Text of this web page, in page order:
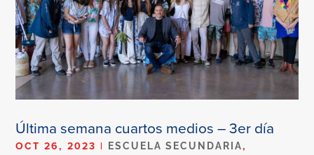
Última semana cuartos medios – 3er día
OCT 26, 2023 | ESCUELA SECUNDARIA,